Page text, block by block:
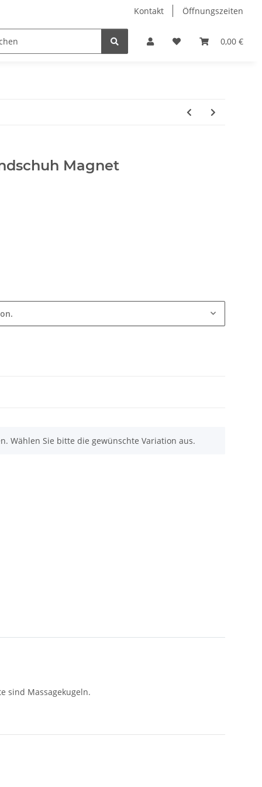
Kontakt Öffnungszeiten
0,00 €
Hobby Horse Dienstleistungen Geschenkartikel &
Magnet
Wählen Sie bitte die gewünschte Variation aus.
sind Massagekugeln.